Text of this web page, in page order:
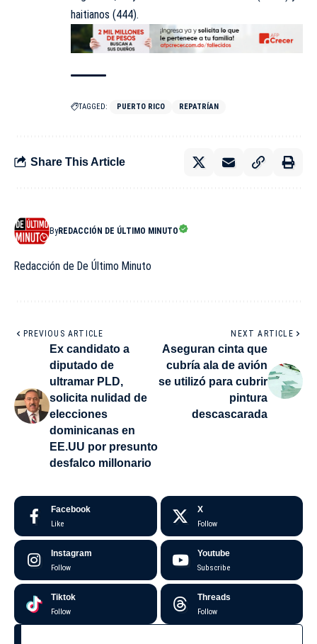
haitianos (444).
TAGGED: PUERTO RICO REPATRÍAN
Share This Article
ByREDACCIÓN DE ÚLTIMO MINUTO
Redacción de De Último Minuto
PREVIOUS ARTICLE
Ex candidato a
diputado de
ultramar PLD,
solicita nulidad de
elecciones
dominicanas en
EE.UU por presunto
desfalco millonario
NEXT ARTICLE
Aseguran cinta que
cubría ala de avión
se utilizó para cubrir
pintura
descascarada
Facebook
Like
X
Follow
Instagram
Follow
Youtube
Subscribe
Tiktok
Follow
Threads
Follow